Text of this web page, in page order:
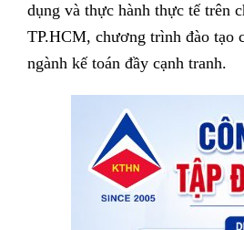
dụng và thực hành thực tế trên
TP.HCM, chương trình đào tạo
ngành kế toán đầy cạnh tranh.